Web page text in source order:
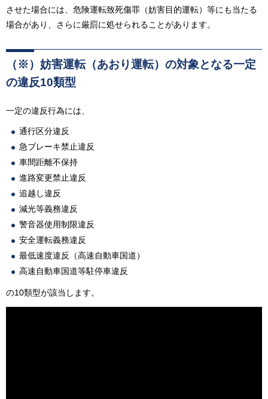
させた場合には、危険運転致死傷罪（妨害目的運転）等にも当たる
場合があり、さらに厳罰に処せられることがあります。
（※） 妨害運転（あおり運転）の対象となる一定
の違反10類型
一定の違反行為には、
通行区分違反
急ブレーキ禁止違反
車間距離不保持
進路変更禁止違反
追越し違反
減光等義務違反
警音器使用制限違反
安全運転義務違反
最低速度違反（高速自動車国道）
高速自動車国道等駐停車違反
の10類型が該当します。